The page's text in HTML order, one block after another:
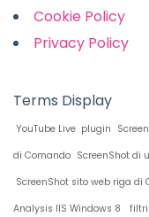
Cookie Policy
Privacy Policy
Terms Display
YouTube Live plugin
di Comando ScreenShot di
ScreenShot sito web riga di
Analysis IIS Windows 8
filtri